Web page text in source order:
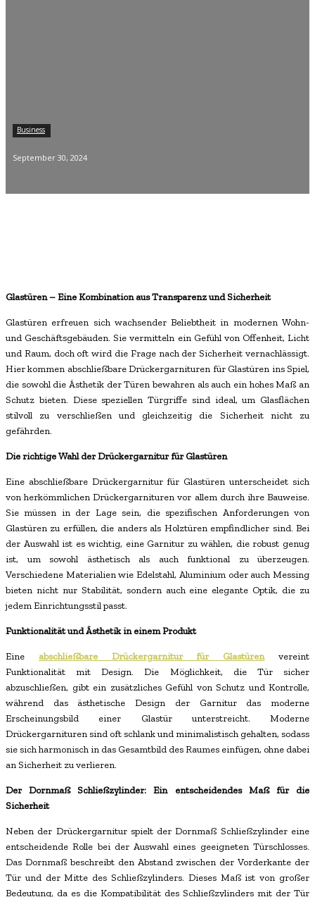
Business
September 30, 2024
Glastüren – Eine Kombination aus Transparenz und Sicherheit
Glastüren erfreuen sich wachsender Beliebtheit in modernen Wohn-
und Geschäftsgebäuden. Sie vermitteln ein Gefühl von Offenheit, Licht
und Raum, doch oft wird die Frage nach der Sicherheit vernachlässigt.
Hier kommen abschließbare Drückergarnituren für Glastüren ins Spiel,
die sowohl die Ästhetik der Türen bewahren als auch ein hohes Maß an
Schutz bieten. Diese speziellen Türgriffe sind ideal, um Glasflächen
stilvoll zu verschließen und gleichzeitig die Sicherheit nicht zu
gefährden.
Die richtige Wahl der Drückergarnitur für Glastüren
Eine abschließbare Drückergarnitur für Glastüren unterscheidet sich
von herkömmlichen Drückergarnituren vor allem durch ihre Bauweise.
Sie müssen in der Lage sein, die spezifischen Anforderungen von
Glastüren zu erfüllen, die anders als Holztüren empfindlicher sind. Bei
der Auswahl ist es wichtig, eine Garnitur zu wählen, die robust genug
ist, um sowohl ästhetisch als auch funktional zu überzeugen.
Verschiedene Materialien wie Edelstahl, Aluminium oder auch Messing
bieten nicht nur Stabilität, sondern auch eine elegante Optik, die zu
jedem Einrichtungsstil passt.
Funktionalität und Ästhetik in einem Produkt
Eine abschließbare Drückergarnitur für Glastürenvereint
Funktionalität mit Design. Die Möglichkeit, die Tür sicher
abzuschließen, gibt ein zusätzliches Gefühl von Schutz und Kontrolle,
während das ästhetische Design der Garnitur das moderne
Erscheinungsbild einer Glastür unterstreicht. Moderne
Drückergarnituren sind oft schlank und minimalistisch gehalten, sodass
sie sich harmonisch in das Gesamtbild des Raumes einfügen, ohne dabei
an Sicherheit zu verlieren.
Der Dornmaß Schließzylinder: Ein entscheidendes Maß für die
Sicherheit
Neben der Drückergarnitur spielt der Dornmaß Schließzylinder eine
entscheidende Rolle bei der Auswahl eines geeigneten Türschlosses.
Das Dornmaß beschreibt den Abstand zwischen der Vorderkante der
Tür und der Mitte des Schließzylinders. Dieses Maß ist von großer
Bedeutung, da es die Kompatibilität des Schließzylinders mit der Tür